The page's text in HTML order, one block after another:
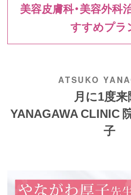
美容皮膚科・美容外科
すすめプラ
月に1度来
YANAGAWA CLINIC
子